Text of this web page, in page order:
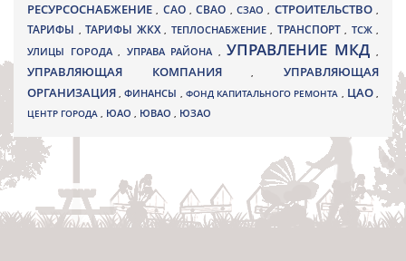
РЕСУРСОСНАБЖЕНИЕ, САО,СВАО ,СЗАО, СТРОИТЕЛЬСТВО,
ТАРИФЫ , ТАРИФЫ ЖКХ , ТЕПЛОСНАБЖЕНИЕ , ТРАНСПОРТ , ТСЖ ,
УЛИЦЫ ГОРОДА , УПРАВА РАЙОНА , УПРАВЛЕНИЕ МКД ,
УПРАВЛЯЮЩАЯ КОМПАНИЯ,УПРАВЛЯЮЩАЯ
ОРГАНИЗАЦИЯ,ФИНАНСЫ , ФОНД КАПИТАЛЬНОГО РЕМОНТА , ЦАО,
ЦЕНТР ГОРОДА , ЮАО , ЮВАО , ЮЗАО